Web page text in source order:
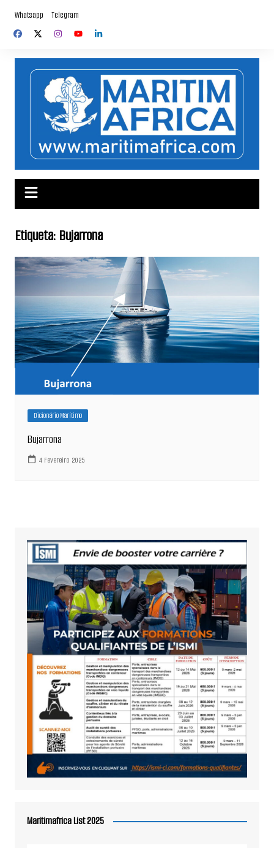
content
Whatsapp Telegram
Etiqueta: Bujarrona
Dicionário Marítimo
Bujarrona
4 Fevereiro 2025
Maritimafrica List 2025